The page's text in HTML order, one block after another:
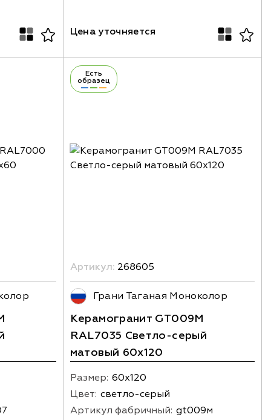
Цена уточняется
Есть
образец
Артикул: 268605
Грани Таганая Моноколор
Керамогранит GT009M
RAL7035 Светло-серый
матовый 60х120
Размер: 60х120
Цвет: светло-серый
Артикул фабричный: gt009м